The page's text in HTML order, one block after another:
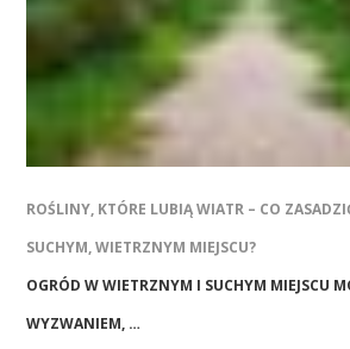
ROŚLINY, KTÓRE LUBIĄ WIATR – CO
SUCHYM, WIETRZNYM MIEJSCU?
OGRÓD W WIETRZNYM I SUCHYM MIEJSCU
WYZWANIEM, …